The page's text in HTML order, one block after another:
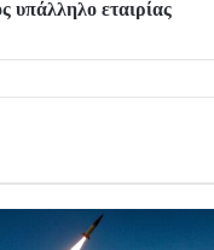
υπάλληλο εταιρίας